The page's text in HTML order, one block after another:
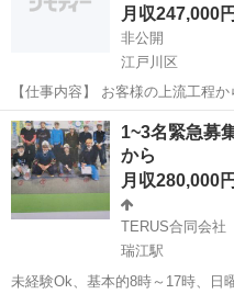
月収247,000円
非公開
江戸川区
【仕事内容】 お客様の上流工程
ク の構築をお任せします。 ・ネ
守 ※配属先は、東京都、神奈川県
※※※※※※...
東京 江戸川区 SE
1~3名緊急募
から
月収280,000円
TERUS合同会社
瑞江駅
未経験Ok、基本的8時～17時、日